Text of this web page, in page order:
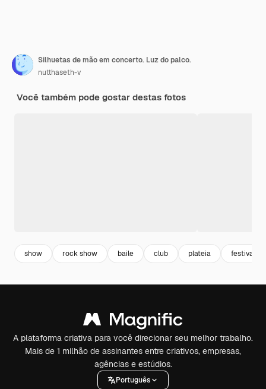
Silhuetas de mão em concerto. Luz do palco.
nutthaseth-v
Você também pode gostar destas fotos
show rock show baile club plateia festival
A plataforma criativa para você direcionar seu melhor trabalho.
Mais de 1 milhão de assinantes entre criativos, empresas,
agências e estúdios.
Português